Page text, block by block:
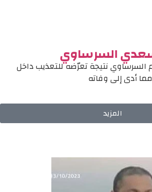
السرساوي
السرساوي نتيجة تعرّضه للتعذيب داخل
أدى إلى وفاته
المزيد